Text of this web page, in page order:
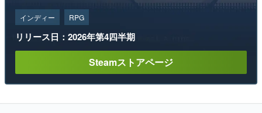
インディー RPG
リリース日：2026年第4四半期
Steamストアページ